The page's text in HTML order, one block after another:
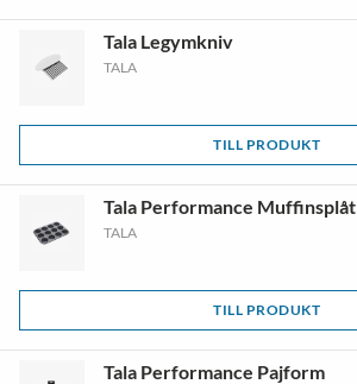
Tala Legymkniv
TALA
TILL PRODUKT
Tala Performance Muffinsplåt
TALA
TILL PRODUKT
Tala Performance Pajform